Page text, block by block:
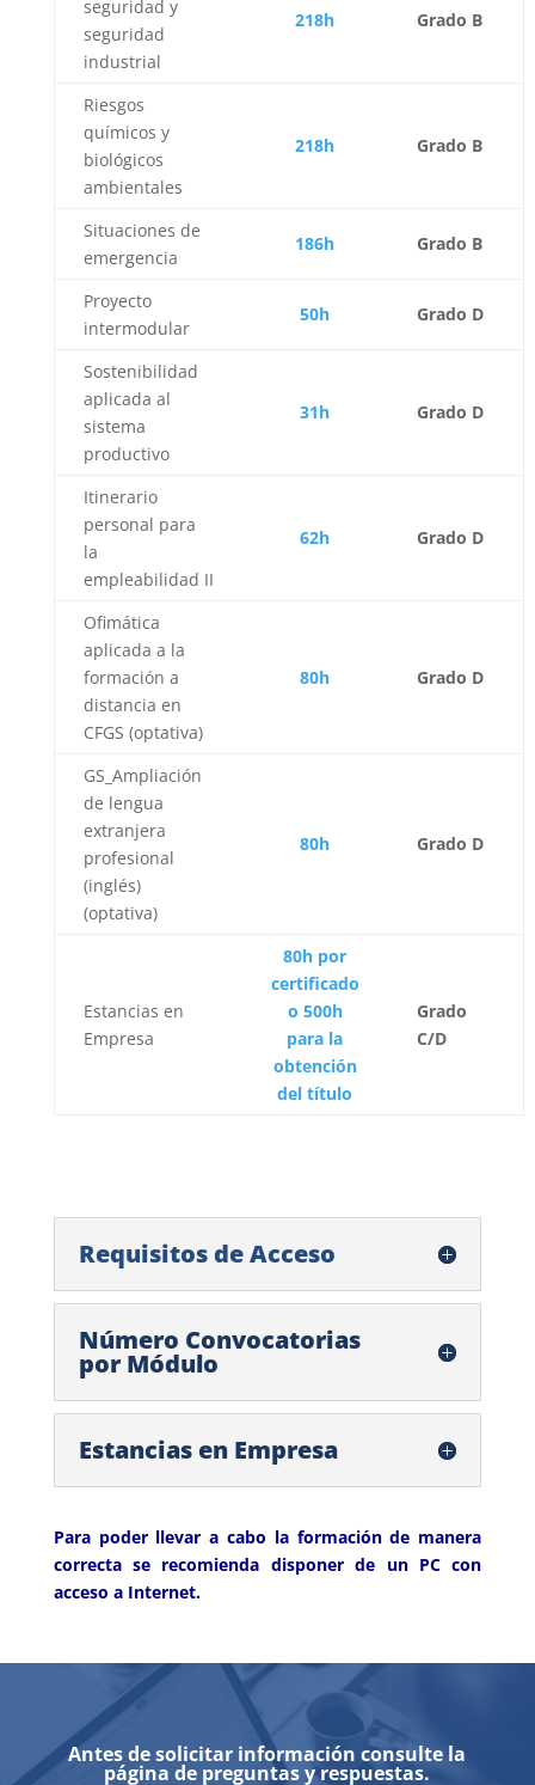
seguridad y
seguridad
industrial
218h Grado B
Riesgos
químicos y
biológicos
ambientales
218h Grado B
Situaciones de
emergencia
186h Grado B
Proyecto
intermodular
50h Grado D
Sostenibilidad
aplicada al
sistema
productivo
31h Grado D
Itinerario
personal para
la
empleabilidad II
62h Grado D
Ofimática
aplicada a la
formación a
distancia en
CFGS (optativa)
80h Grado D
GS_Ampliación
de lengua
extranjera
profesional
(inglés)
(optativa)
80h Grado D
Estancias en
Empresa
80h por
certificado
o 500h
para la
obtención
del título
Grado
C/D
Requisitos de Acceso
Número Convocatorias
por Módulo
Estancias en Empresa
Para poder llevar a cabo la formación de manera
correcta se recomienda disponer de un PC con
acceso a Internet.
Antes de solicitar información consulte la
página de preguntas y respuestas.